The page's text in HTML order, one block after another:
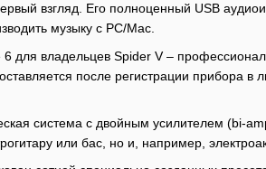
взгляд. Его полноценный USB
музыку с PC/Mac.
для владельцев Spider V –
после регистрации прибора в
система с двойным усилителем (bi-
или бас, но и, например,